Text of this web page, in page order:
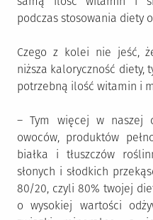
podczas stosowania diety
Czego z kolei nie jeść,
niższa kaloryczność diety,
potrzebną ilość witamin i
– Tym więcej w naszej
owoców, produktów
białka i tłuszczów
słonych i słodkich
80/20, czyli 80% twojej
o wysokiej wartości